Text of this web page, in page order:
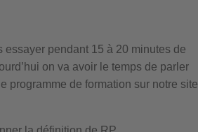
essayer pendant 15 à 20 minutes de
on va avoir le temps de parler
programme de formation sur notre site